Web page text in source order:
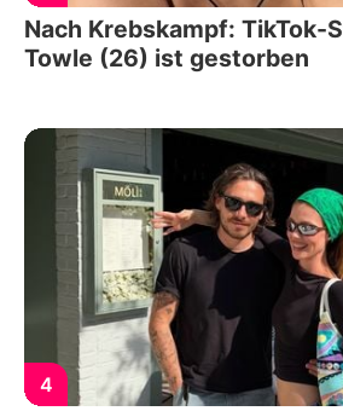
Nach Krebskampf: TikTok-
Towle (26) ist gestorben
4